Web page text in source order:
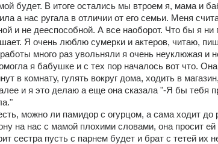
будет. В итоге остались мы втроем я, мама и
а нас ругала в отличии от его семьи. Меня
и не дееспособной. А все наоборот. Что бы я ни
Я очень люблю сумерки и актеров, читаю,
много раз увольняли я очень неуклюжая и
я бабушке и с тех пор началось вот что.
в комнату, гулять вокруг дома, ходить в
и я это делаю а еще она сказала "-Я бы тебя
можно ли памидор с огурцом, а сама ходит до
на нас с мамой плохими словами, она просит ей
сестра пусть с парнем будет и брат с тетей их